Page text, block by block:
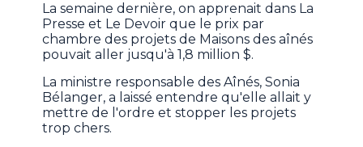
La semaine dernière, on apprenait dans La
Presse et Le Devoir que le prix par
chambre des projets de Maisons des aînés
pouvait aller jusqu'à 1,8 million $.
La ministre responsable des Aînés, Sonia
Bélanger, a laissé entendre qu'elle allait y
mettre de l'ordre et stopper les projets
trop chers.